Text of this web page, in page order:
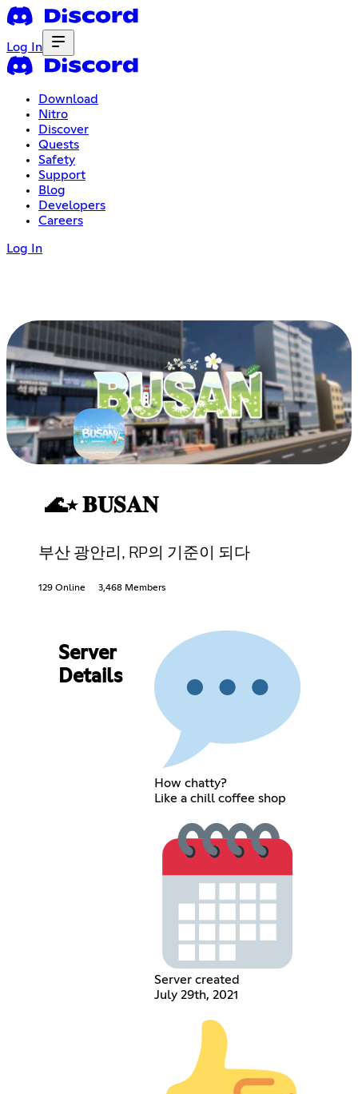
Log In
Download
Nitro
Discover
Quests
Safety
Support
Blog
Developers
Careers
Log In
🌊⭑ 𝐁𝐔𝐒𝐀𝐍
부산 광안리, RP의 기준이 되다
129 Online 3,468 Members
Server
Details
How chatty?
Like a chill coffee shop
Server created
July 29th, 2021